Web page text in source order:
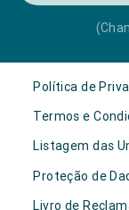
Política de
Termos e
Listagem das
Proteção de
Livro de